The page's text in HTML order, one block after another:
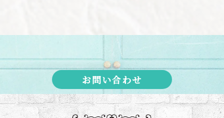
お問い合わせ